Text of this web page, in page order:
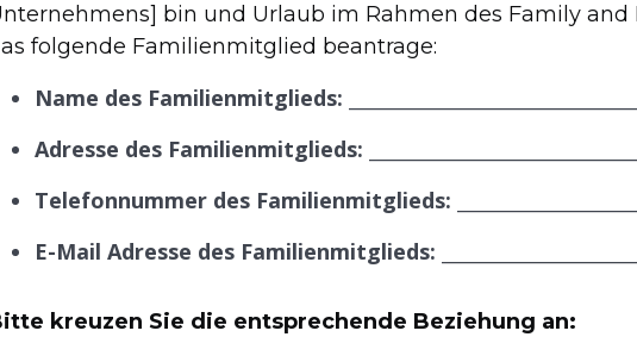
bin und Urlaub im Rahmen des Family and
folgende Familienmitglied beantrage:
Name des Familienmitglieds:
Adresse des Familienmitglieds:
Telefonnummer des Familienmitglieds:
E-Mail Adresse des Familienmitglieds:
kreuzen Sie die entsprechende Beziehung an: